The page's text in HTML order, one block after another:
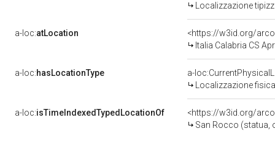
Localizzazione
a-loc:atLocation
<https://w3id.org/
Italia Calabria CS
a-loc:hasLocationType
a-
Localizzazione
a-loc:isTimeIndexedTypedLocationOf
<https://w3id.org/
San Rocco (statua,